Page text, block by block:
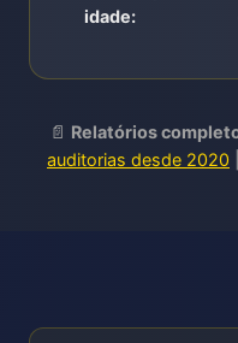
idade:
📄 Relatórios
auditorias desde 2020